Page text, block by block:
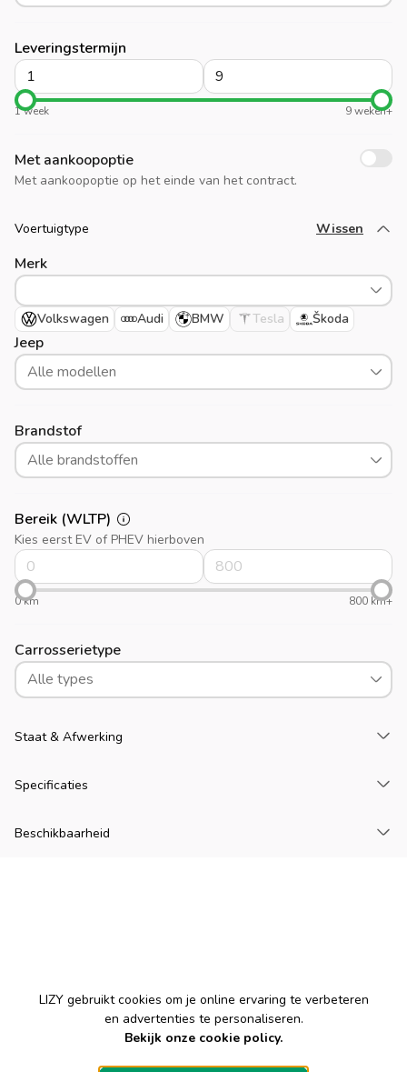
Leveringstermijn
1 week 9 weken+
Met aankoopoptie
Met aankoopoptie op het einde van het contract.
Voertuigtype Wissen
Laad meer
Merk
Volkswagen Audi BMW Tesla Škoda
Jeep
Alle modellen
Brandstof
Alle brandstoffen
Bereik (WLTP)
Kies eerst EV of PHEV hierboven
0 km 800 km+
Carrosserietype
Alle types
Staat & Afwerking
Specificaties
Beschikbaarheid
Cookies
LIZY gebruikt cookies om je online ervaring te verbeteren
en advertenties te personaliseren.
Bekijk onze cookie policy.